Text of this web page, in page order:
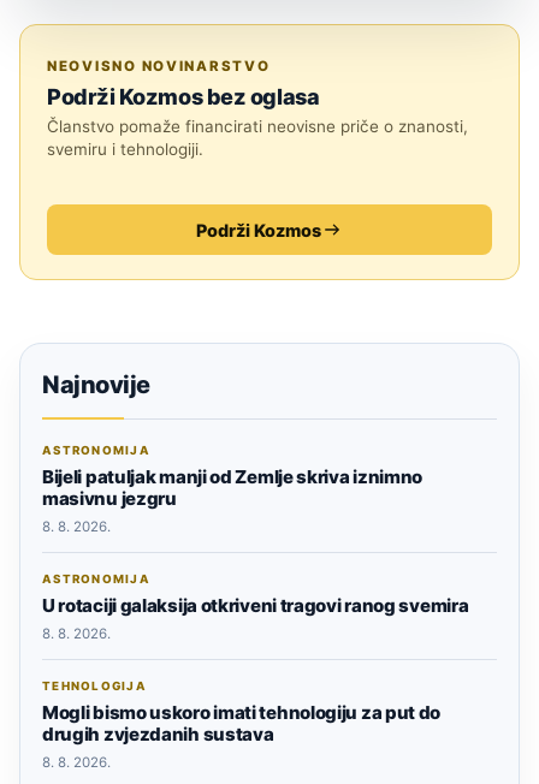
NEOVISNO NOVINARSTVO
Podrži Kozmos bez oglasa
Članstvo pomaže financirati neovisne priče o znanosti,
svemiru i tehnologiji.
Podrži Kozmos
Najnovije
ASTRONOMIJA
Bijeli patuljak manji od Zemlje skriva iznimno
masivnu jezgru
8. 8. 2026.
ASTRONOMIJA
U rotaciji galaksija otkriveni tragovi ranog svemira
8. 8. 2026.
TEHNOLOGIJA
Mogli bismo uskoro imati tehnologiju za put do
drugih zvjezdanih sustava
8. 8. 2026.